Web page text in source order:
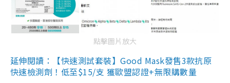
點擊圖片放大
延伸閱讀：【快速測試套裝】Good Mask發售3款抗原
快速檢測劑！低至$15/支 獲歐盟認證+無限購數量